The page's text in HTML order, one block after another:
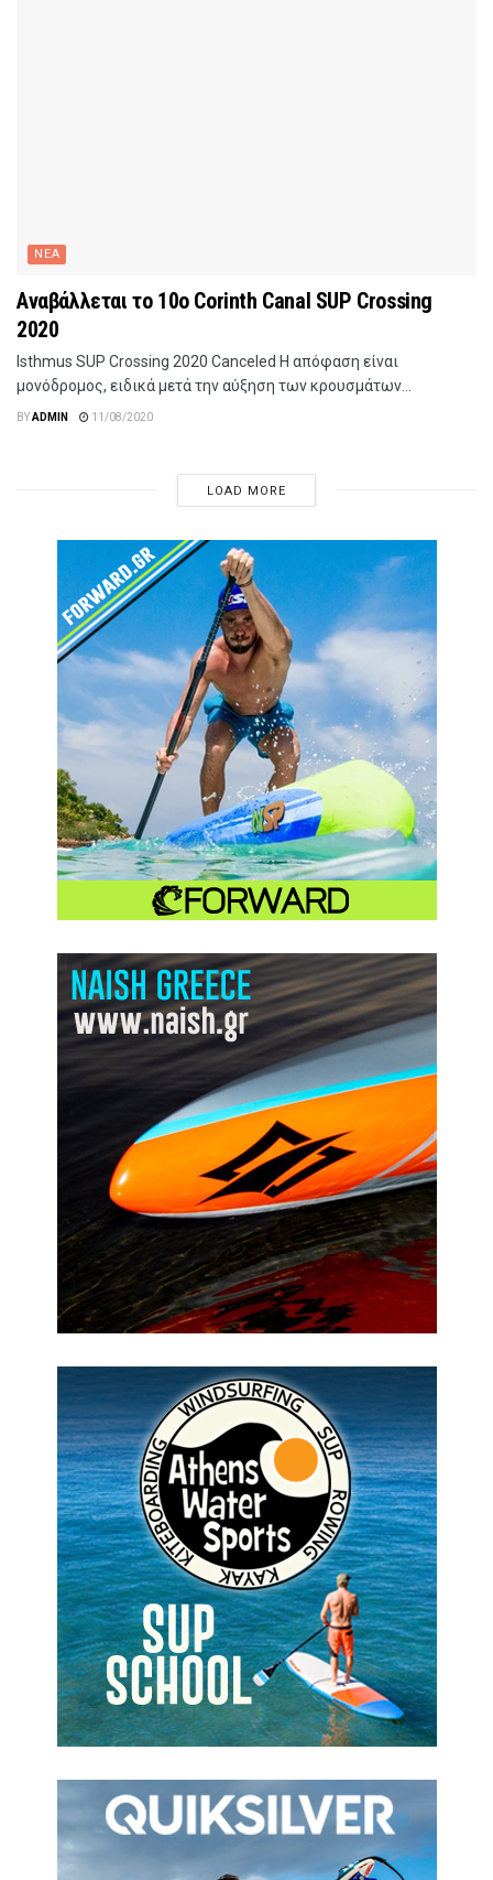
ΝΕΑ
Αναβάλλεται το 10o Corinth Canal SUP Crossing
2020
lsthmus SUP Crossing 2020 Canceled Η απόφαση είναι
μονόδρομος, ειδικά μετά την αύξηση των κρουσμάτων...
BYADMIN 11/08/2020
LOAD MORE